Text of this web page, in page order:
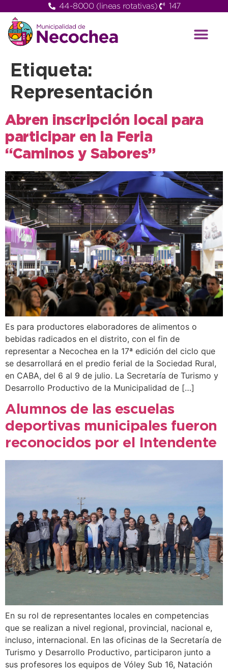
44-8000 (lineas rotativas) 147
Etiqueta:
Representación
Abren inscripción local para
participar en la Feria
“Caminos y Sabores”
Es para productores elaboradores de alimentos o
bebidas radicados en el distrito, con el fin de
representar a Necochea en la 17ª edición del ciclo que
se desarrollará en el predio ferial de la Sociedad Rural,
en CABA, del 6 al 9 de julio. La Secretaría de Turismo y
Desarrollo Productivo de la Municipalidad de […]
Alumnos de las escuelas
deportivas municipales fueron
reconocidos por el Intendente
En su rol de representantes locales en competencias
que se realizan a nivel regional, provincial, nacional e,
incluso, internacional. En las oficinas de la Secretaría de
Turismo y Desarrollo Productivo, participaron junto a
sus profesores los equipos de Vóley Sub 16, Natación